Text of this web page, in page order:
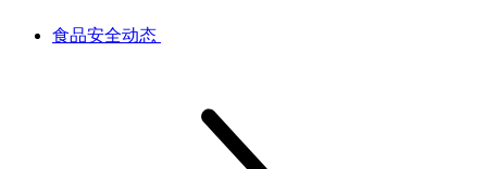
食品安全动态